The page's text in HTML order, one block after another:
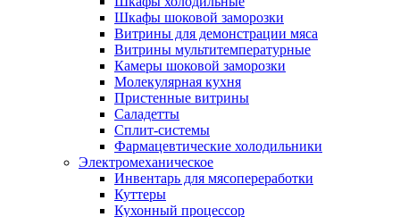
Шкафы шоковой заморозки
Витрины для демонстрации мяса
Витрины мультитемпературные
Камеры шоковой заморозки
Молекулярная кухня
Пристенные витрины
Саладетты
Сплит-системы
Фармацевтические холодильники
Электромеханическое
Инвентарь для мясопереработки
Куттеры
Кухонный процессор